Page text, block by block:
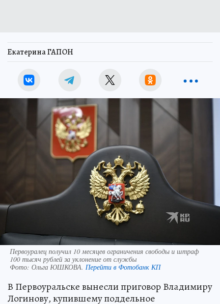
Екатерина ГАПОН
Первоуралец получил 10 месяцев ограничения свободы и штраф
100 тысяч рублей за уклонение от службы
Фото: Ольга ЮШКОВА. Перейти в Фотобанк КП
В Первоуральске вынесли приговор Владимиру
Логинову, купившему поддельное